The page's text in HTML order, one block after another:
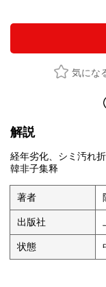
気にな
解説
経年劣化、シミ汚れ
韓非子集释
著者
出版社
状態